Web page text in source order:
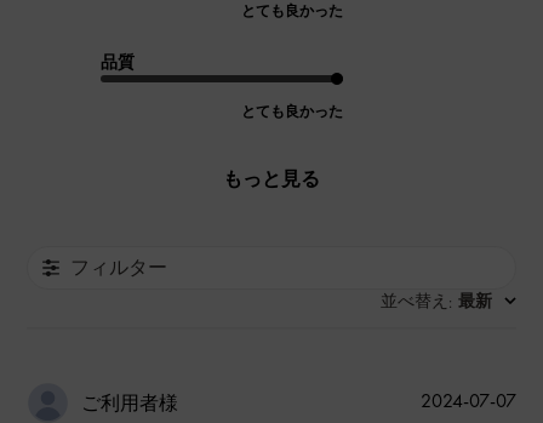
とても良かった
品質
とても良かった
もっと見る
フィルター
並べ替え : 最新
ご利用者様
公
2024-07-07